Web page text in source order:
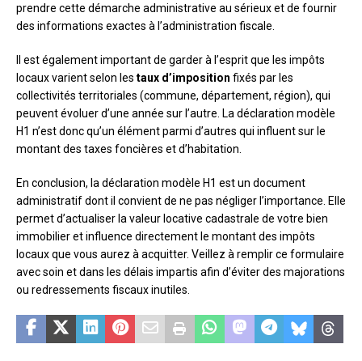
prendre cette démarche administrative au sérieux et de fournir
des informations exactes à l’administration fiscale.
Il est également important de garder à l’esprit que les impôts
locaux varient selon les taux d’imposition fixés par les
collectivités territoriales (commune, département, région), qui
peuvent évoluer d’une année sur l’autre. La déclaration modèle
H1 n’est donc qu’un élément parmi d’autres qui influent sur le
montant des taxes foncières et d’habitation.
En conclusion, la déclaration modèle H1 est un document
administratif dont il convient de ne pas négliger l’importance. Elle
permet d’actualiser la valeur locative cadastrale de votre bien
immobilier et influence directement le montant des impôts
locaux que vous aurez à acquitter. Veillez à remplir ce formulaire
avec soin et dans les délais impartis afin d’éviter des majorations
ou redressements fiscaux inutiles.